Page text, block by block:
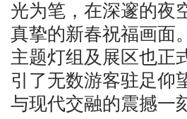
光为笔，在深邃的夜
真挚的新春祝福画面
主题灯组及展区也正
引了无数游客驻足仰
与现代交融的震撼一